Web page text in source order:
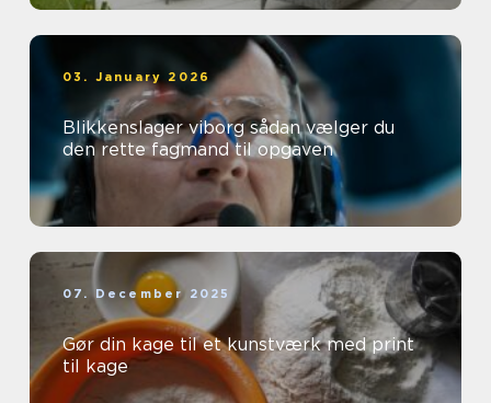
03. January 2026
Blikkenslager viborg sådan vælger du
den rette fagmand til opgaven
07. December 2025
Gør din kage til et kunstværk med print
til kage